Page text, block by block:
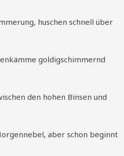
huschen schnell über
goldigschimmernd
den hohen Binsen und
aber schon beginnt